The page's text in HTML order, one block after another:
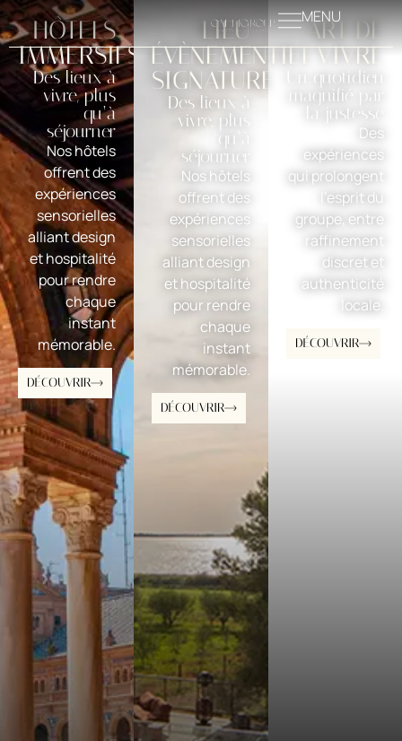
MENU
HÔTELS
IMMERSIFS
Des lieux à
vivre, plus
qu’à
séjourner
Nos hôtels
offrent des
expériences
sensorielles
alliant design
et hospitalité
pour rendre
chaque
instant
mémorable.
DÉCOUVRIR
LIEU
ÉVÈNEMENTIEL
SIGNATURE
Des lieux à
vivre, plus
qu’à
séjourner
Nos hôtels
offrent des
expériences
sensorielles
alliant design
et hospitalité
pour rendre
chaque
instant
mémorable.
DÉCOUVRIR
ART DE
VIVRE
Un quotidien
magnifié par
la justesse
Des
expériences
qui prolongent
l’esprit du
groupe, entre
raffinement
discret et
authenticité
locale.
DÉCOUVRIR